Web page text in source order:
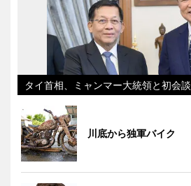
タイ首相、ミャンマー大統領と初会談
川底から独軍バイク